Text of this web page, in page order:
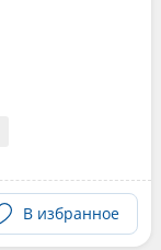
В избранное